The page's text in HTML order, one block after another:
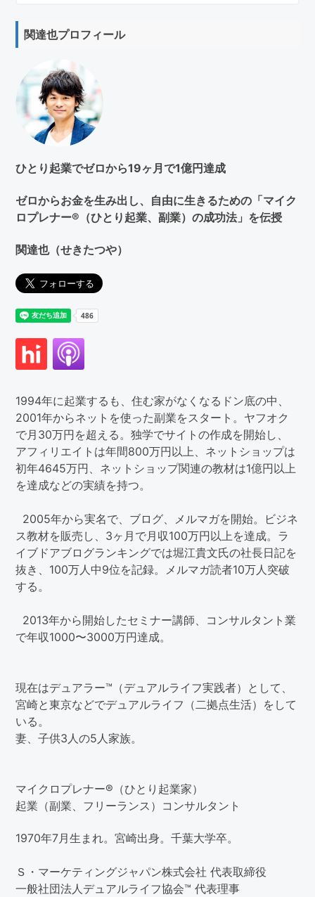
イ
ト
検
関達也プロフィール
ひとり起業でゼロから19ヶ月で1億円達成
ゼロからお金を生み出し、自由に生きるための「マイク
ロプレナー®（ひとり起業、副業）の成功法」を伝授
関達也（せきたつや）
1994年に起業するも、住む家がなくなるドン底の中、
2001年からネットを使った副業をスタート。ヤフオク
で月30万円を超える。独学でサイトの作成を開始し、
アフィリエイトは年間800万円以上、ネットショップは
初年4645万円、ネットショップ関連の教材は1億円以上
を達成などの実績を持つ。
2005年から実名で、ブログ、メルマガを開始。ビジネ
ス教材を販売し、3ヶ月で月収100万円以上を達成。ラ
イブドアブログランキングでは堀江貴文氏の社長日記を
抜き、100万人中9位を記録。メルマガ読者10万人突破
する。
2013年から開始したセミナー講師、コンサルタント業
で年収1000〜3000万円達成。
現在はデュアラー™（デュアルライフ実践者）として、
宮崎と東京などでデュアルライフ（二拠点生活）をして
いる。
妻、子供3人の5人家族。
マイクロプレナー®（ひとり起業家）
起業（副業、フリーランス）コンサルタント
1970年7月生まれ。宮崎出身。千葉大学卒。
Ｓ・マーケティングジャパン株式会社 代表取締役
一般社団法人デュアルライフ協会™ 代表理事